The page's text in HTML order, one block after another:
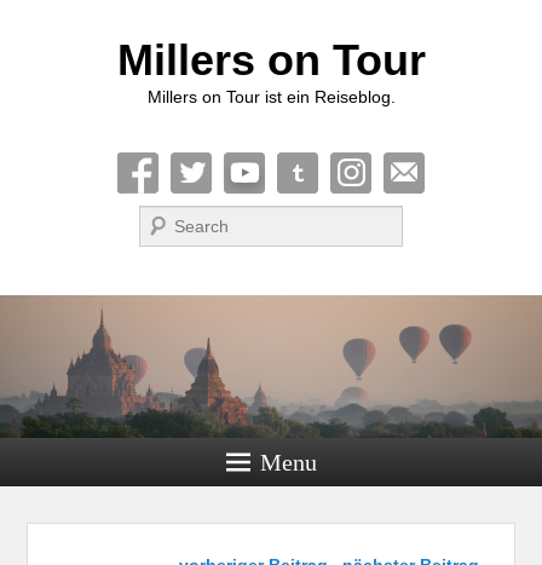
Millers on Tour
Millers on Tour ist ein Reiseblog.
Suche
Menu
Beitragsnavigation